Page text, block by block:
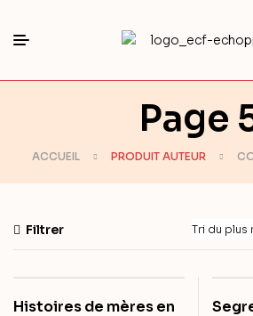
Page
ACCUEIL PRODUIT AUTEUR
Filtrer
Histoires de mères en